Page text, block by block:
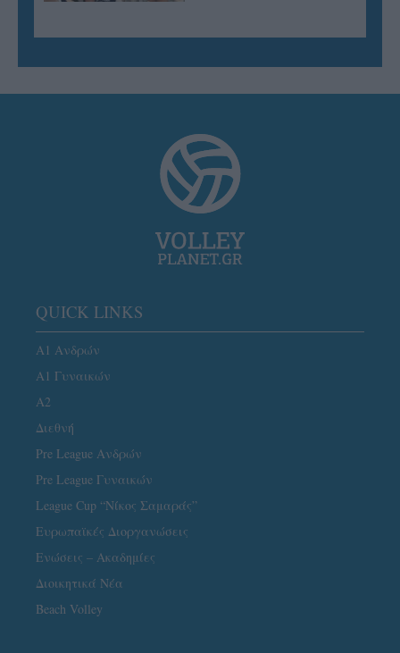
QUICK LINKS
Α1 Ανδρών
Α1 Γυναικών
A2
Διεθνή
Pre League Ανδρών
Pre League Γυναικών
League Cup “Νίκος Σαμαράς”
Ευρωπαϊκές Διοργανώσεις
Ενώσεις – Ακαδημίες
Διοικητικά Νέα
Beach Volley